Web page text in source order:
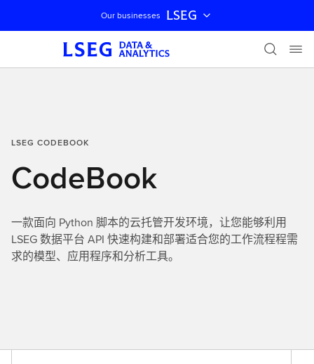
跳过导航
Our businesses LSEG
LSEG CODEBOOK
CodeBook
一款面向 Python 脚本的云托管开发环境，让您能够利用
LSEG 数据平台 API 快速构建和部署适合您的工作流程程需
求的模型、应用程序和分析工具。